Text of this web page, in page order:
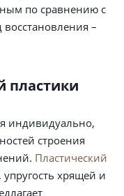
по сравнению с
–
пластики
индивидуально,
строения
Пластический
хрящей и